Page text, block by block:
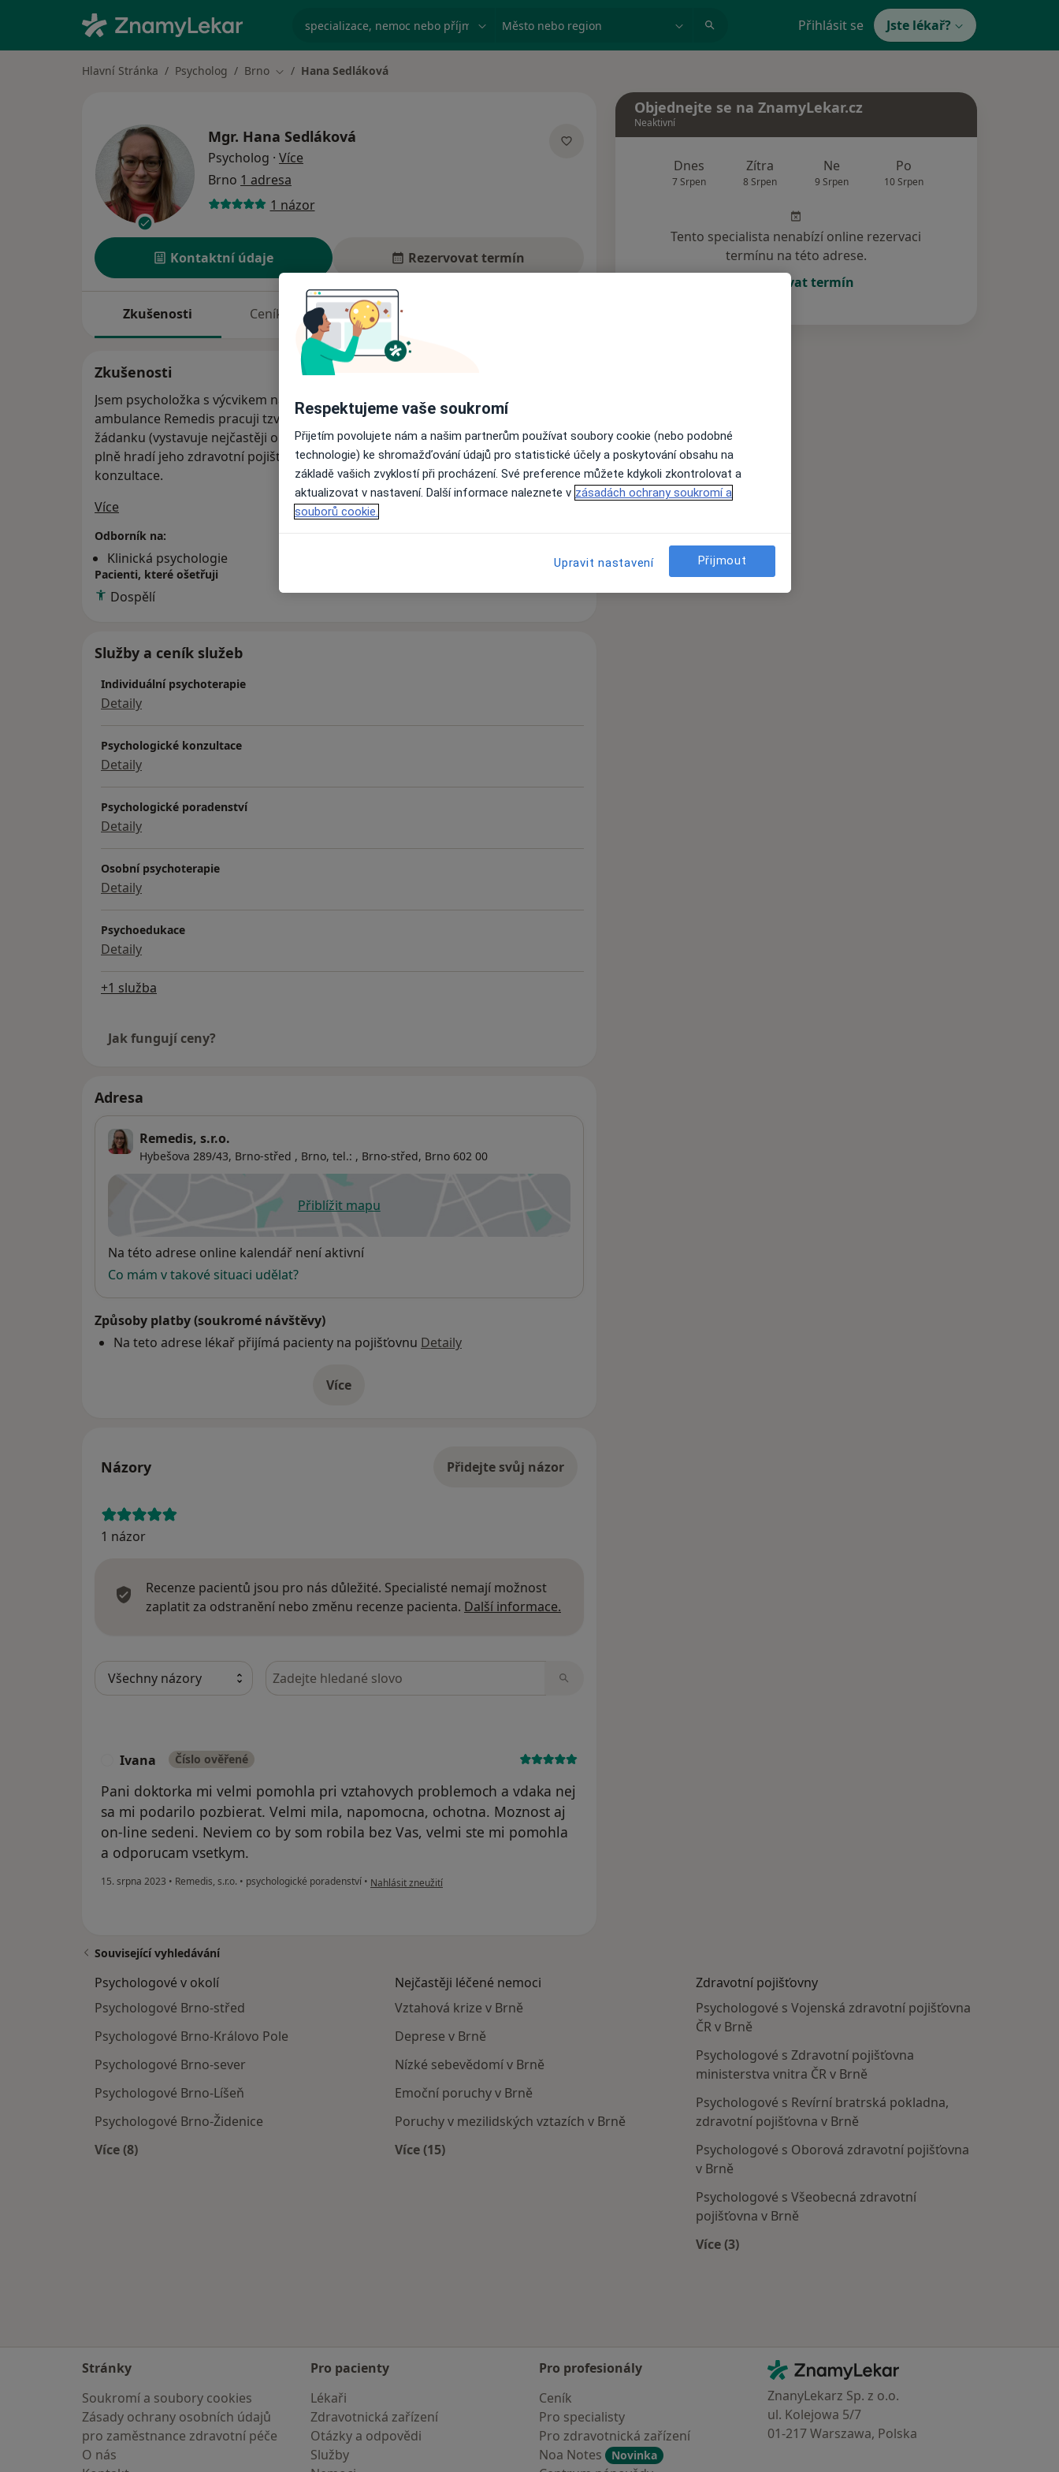
specializace, nemoc nebo příjmení Město nebo region Přihlásit se Jste lékař?
Hlavní Stránka Psycholog Brno Změna města
Hana Sedláková
Mgr. Hana Sedláková
Psycholog · Více
Brno 1 adresa
1 názor
Kontaktní údaje Rezervovat termín
Zkušenosti Ceník Adresy
Zkušenosti
Jsem psycholožka s výcvikem na řešení orientované psychoterapie. V rámci
ambulance Remedis pracuji tzv. "na pojišťovnu" - tzn. pokud klient donese
žádanku (vystavuje nejčastěji obvodní lékař, psychiatr nebo neurolog), terapii mu
plně hradí jeho zdravotní pojišťovna. Nabízím i jednorázové psychologické
konzultace.
Více
Odborník na:
Klinická psychologie
Pacienti, které ošetřuji
Dospělí
Služby a ceník služeb
Individuální psychoterapie
Detaily
Psychologické konzultace
Detaily
Psychologické poradenství
Detaily
Osobní psychoterapie
Detaily
Psychoedukace
Detaily
+1 služba
Jak fungují ceny?
Adresa
Remedis, s.r.o.
Hybešova 289/43, Brno-střed , Brno, tel.: , Brno-střed, Brno 602 00
Přiblížit mapuse otevře v nové záložce
Dostupnost
Na této adrese online kalendář není aktivní
Co mám v takové situaci udělat?
Způsoby platby (soukromé návštěvy)
Na teto adrese lékař přijímá pacienty na pojišťovnu Detaily
Víceo adrese
Názory Přidejte svůj názor
1 názor
Recenze pacientů jsou pro nás důležité. Specialisté nemají možnost
zaplatit za odstranění nebo změnu recenze pacienta. Další informace.
Hledejte v názorech
Ivana Číslo ověřené
Pani doktorka mi velmi pomohla pri vztahovych problemoch a vdaka nej
sa mi podarilo pozbierat. Velmi mila, napomocna, ochotna. Moznost aj
on-line sedeni. Neviem co by som robila bez Vas, velmi ste mi pomohla
a odporucam vsetkym.
15. srpna 2023 • Remedis, s.r.o. • psychologické poradenství • podle názoru uživatele Ivana
Nahlásit zneužití
Objednejte se na ZnamyLekar.cz
Neaktivní
Dnes
7 Srpen
Zítra
8 Srpen
Ne
9 Srpen
Po
10 Srpen
Tento specialista nenabízí online rezervaci
termínu na této adrese.
Rezervovat termín
Související vyhledávání
Psychologové v okolí
Psychologové Brno-střed
Psychologové Brno-Královo Pole
Psychologové Brno-sever
Psychologové Brno-Líšeň
Psychologové Brno-Židenice
Více (8)
Nejčastěji léčené nemoci
Vztahová krize v Brně
Deprese v Brně
Nízké sebevědomí v Brně
Emoční poruchy v Brně
Poruchy v mezilidských vztazích v Brně
Více (15)
Zdravotní pojišťovny
Psychologové s Vojenská zdravotní pojišťovna
ČR v Brně
Psychologové s Zdravotní pojišťovna
ministerstva vnitra ČR v Brně
Psychologové s Revírní bratrská pokladna,
zdravotní pojišťovna v Brně
Psychologové s Oborová zdravotní pojišťovna
v Brně
Psychologové s Všeobecná zdravotní
pojišťovna v Brně
Více (3)
Stránky
Soukromí a soubory cookies
Zásady ochrany osobních údajů
pro zaměstnance zdravotní péče
O nás
Pro pacienty
Lékaři
Zdravotnická zařízení
Otázky a odpovědi
Služby
Pro profesionály
Ceník
Pro specialisty
Pro zdravotnická zařízení
Noa Notes
Novinka
Kontakt
ZnamyLekar - Hlavní stránka
ZnanyLekarz Sp. z o.o.
ul. Kolejowa 5/7
01-217 Warszawa, Polska
Respektujeme vaše soukromí
Přijetím povolujete nám a našim partnerům používat soubory cookie (nebo podobné
technologie) ke shromažďování údajů pro statistické účely a poskytování obsahu na
základě vašich zvyklostí při procházení. Své preference můžete kdykoli zkontrolovat a
aktualizovat v nastavení. Další informace naleznete v zásadách ochrany soukromí a
souborů cookie.
Upravit nastavení Přijmout